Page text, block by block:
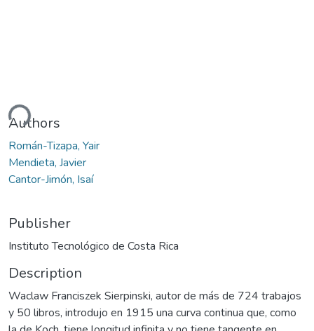
Authors
Román-Tizapa, Yair
Mendieta, Javier
Cantor-Jimón, Isaí
Publisher
Instituto Tecnológico de Costa Rica
Description
Waclaw Franciszek Sierpinski, autor de más de 724 trabajos
y 50 libros, introdujo en 1915 una curva continua que, como